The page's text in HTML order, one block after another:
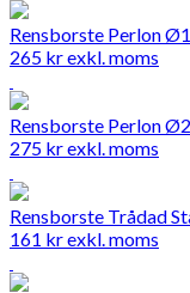
Rensborste Perlon
265 krexkl. moms
Rensborste Perlon
275 krexkl. moms
Rensborste Trådad
161 krexkl. moms